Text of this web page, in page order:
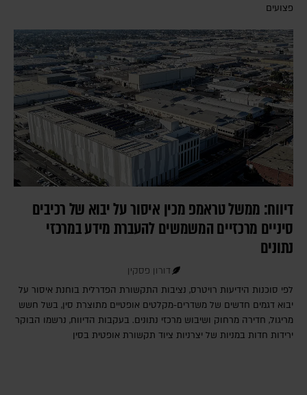
פצועים
דיווח: ממשל טראמפ מכין איסור על יבוא של רכיבים
סיניים מרכזיים המשמשים להעברת מידע במרכזי
נתונים
דורון פסקין
לפי סוכנות הידיעות רויטרס, נציבות התקשורת הפדרלית בוחנת איסור על
יבוא דגמים חדשים של משדרים-מקלטים אופטיים מתוצרת סין, בשל חשש
מריגול, חדירה מרחוק ושיבוש מרכזי נתונים. בעקבות הדיווח, נרשמו הבוקר
ירידות חדות במניות של יצרניות ציוד תקשורת אופטית בסין